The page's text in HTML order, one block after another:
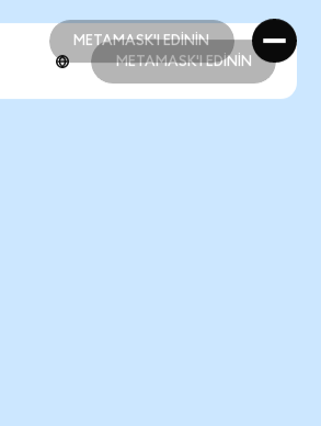
METAMASK'I EDİNİN
METAMASK'I EDİNİN
METAMASK'I EDİNİN